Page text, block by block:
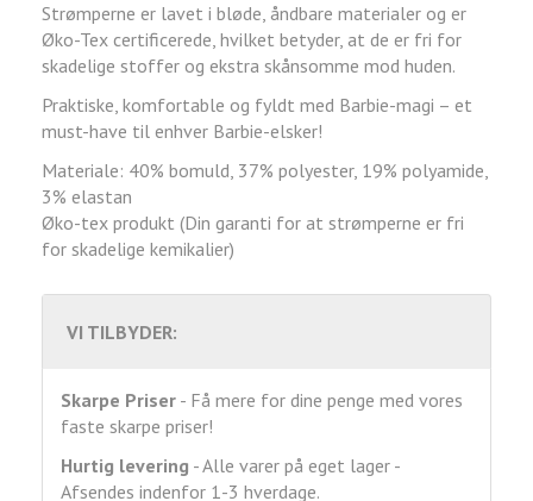
Strømperne er lavet i bløde, åndbare materialer og er
Øko-Tex certificerede, hvilket betyder, at de er fri for
skadelige stoffer og ekstra skånsomme mod huden.
Praktiske, komfortable og fyldt med Barbie-magi – et
must-have til enhver Barbie-elsker!
Materiale: 40% bomuld, 37% polyester, 19% polyamide,
3% elastan
Øko-tex produkt (Din garanti for at strømperne er fri
for skadelige kemikalier)
VI TILBYDER:
Skarpe Priser - Få mere for dine penge med vores
faste skarpe priser!
Hurtig levering - Alle varer på eget lager -
Afsendes indenfor 1-3 hverdage.